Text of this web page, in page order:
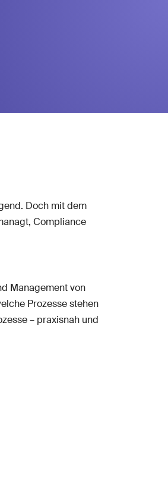
Doch mit dem
Compliance
Management von
Prozesse stehen
– praxisnah und